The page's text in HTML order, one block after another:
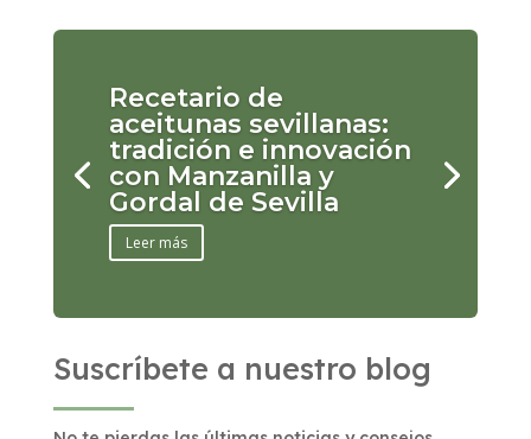
Recetario de
aceitunas sevillanas:
tradición e innovación
con Manzanilla y
Gordal de Sevilla
Leer más
Suscríbete a nuestro blog